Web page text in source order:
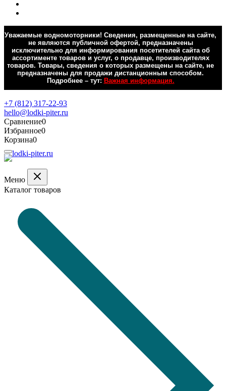
Уважаемые водномоторники! Сведения, размещенные на сайте,
не являются публичной офертой, предназначены
исключительно для информирования посетителей сайта об
ассортименте товаров и услуг, о продавце, производителях
товаров. Товары, сведения о которых размещены на сайте, не
предназначены для продажи дистанционным способом.
Подробнее – тут: Важная информация.
+7 (812) 317-22-93
hello@lodki-piter.ru
Сравнение0
Избранное0
Корзина0
Меню
Каталог товаров